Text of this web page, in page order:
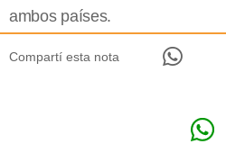
ambos países.
Compartí esta nota